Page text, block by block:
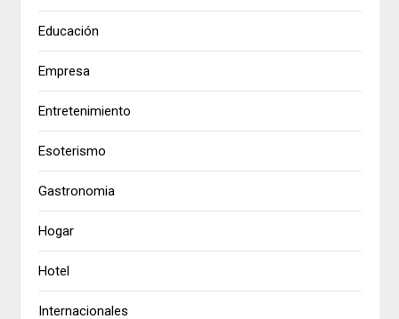
Educación
Empresa
Entretenimiento
Esoterismo
Gastronomia
Hogar
Hotel
Internacionales